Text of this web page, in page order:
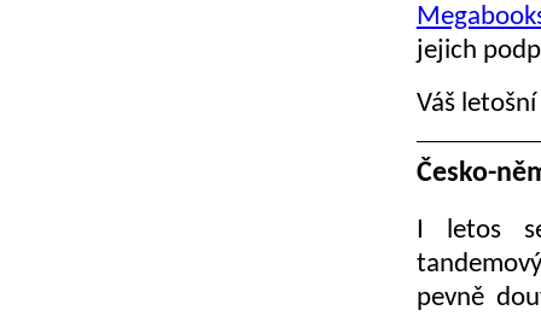
jejich
Váš
Česko-
I letos
pevně